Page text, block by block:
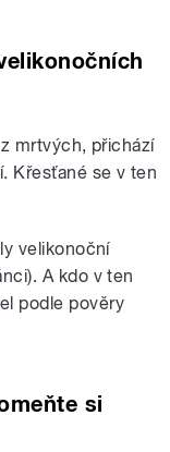
mrtvých, přichází
Křesťané se v ten
velikonoční
A kdo v ten
podle pověry
si